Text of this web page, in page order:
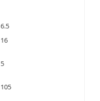
6.5
16
5
105